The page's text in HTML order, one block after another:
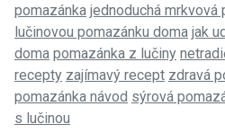
pomazánka jednoduchá mrkvová
lučinovou pomazánku doma jak
doma pomazánka z lučiny
recepty zajímavý recept zdravá
pomazánka návod sýrová
s lučinou